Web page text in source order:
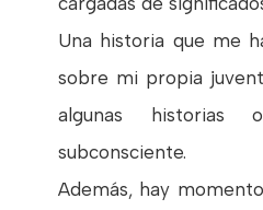
Una historia que me
sobre mi propia
algunas historias
subconsciente.
Además, hay